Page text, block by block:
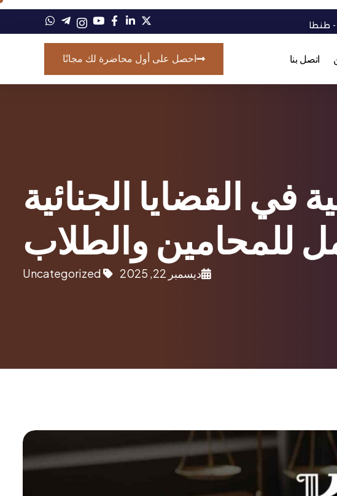
- طنطا
اتصل بنا احصل على أول محاضرة لك مجانًا
في القضايا الجنائية
للمحامين والطلاب
ديسمبر 22, 2025 Uncategorized